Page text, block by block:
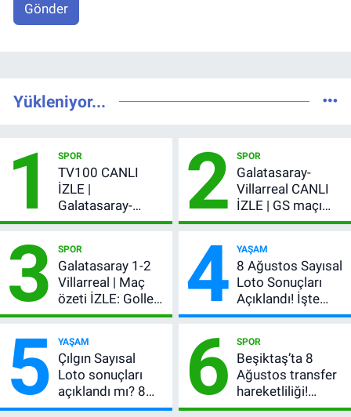
Gönder
Yükleniyor...
1 SPOR
TV100 CANLI
İZLE |
Galatasaray-
Villarreal maçı
şifresiz canlı yayın
2 SPOR
Galatasaray-
Villarreal CANLI
İZLE | GS maçı
hangi kanalda,
3 SPOR
Galatasaray 1-2
Villarreal | Maç
özeti İZLE: Goller
peş peşe geldi,
kırmızı kart gördü!
4 YAŞAM
8 Ağustos Sayısal
Loto Sonuçları
Açıklandı! İşte
Kazandıran 6
5 YAŞAM
Çılgın Sayısal
Loto sonuçları
açıklandı mı? 8
Ağustos 2026
6 SPOR
Beşiktaş’ta 8
Ağustos transfer
hareketliliği!
Yönetim 5 bölge